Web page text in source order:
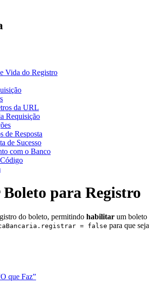
Vida do Registro
da URL
Requisição
de Resposta
de Sucesso
com o Banco
para Registro
do boleto, permitindo habilitar um boleto
= false para que seja
que Faz”